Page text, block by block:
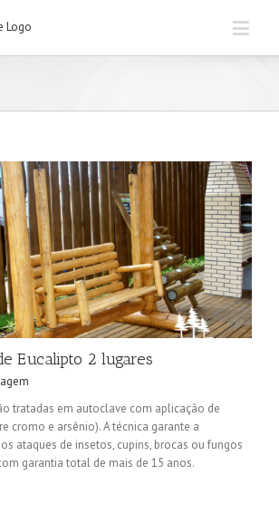
Eucalipto 2 lugares
tratadas em autoclave com aplicação de
cromo e arsênio). A técnica garante a
ataques de insetos, cupins, brocas ou fungos
garantia total de mais de 15 anos.